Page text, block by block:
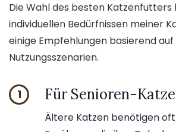
Die Wahl des besten
individuellen Bedürfnissen meiner
einige Empfehlungen basierend
Nutzungsszenarien.
1 Für Senioren-
Ältere Katzen benötigen